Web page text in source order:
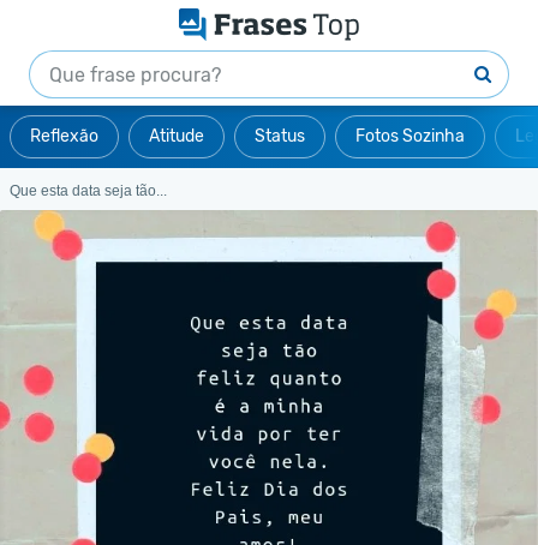
Reflexão Atitude Status Fotos Sozinha
Que esta data seja tão...